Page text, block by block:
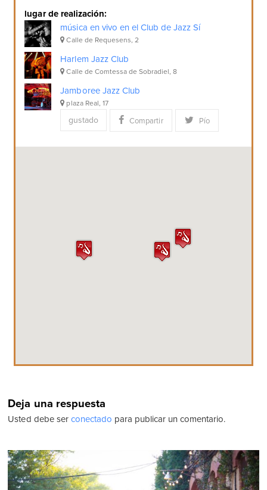
lugar de realización:
música en vivo en el Club de Jazz Sí
Calle de Requesens, 2
Harlem Jazz Club
Calle de Comtessa de Sobradiel, 8
Jamboree Jazz Club
plaza Real, 17
gustado Compartir Pío
Deja una respuesta
Usted debe ser conectado para publicar un comentario.